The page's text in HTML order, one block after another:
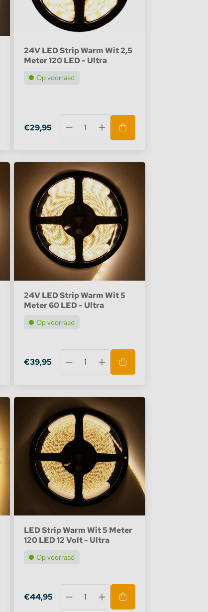
24V LED Strip Warm Wit 2,5
Meter 120 LED - Ultra
Op voorraad
€29,95
24V LED Strip Warm Wit 5
Meter 60 LED - Ultra
Op voorraad
€39,95
LED Strip Warm Wit 5 Meter
120 LED 12 Volt - Ultra
Op voorraad
€44,95